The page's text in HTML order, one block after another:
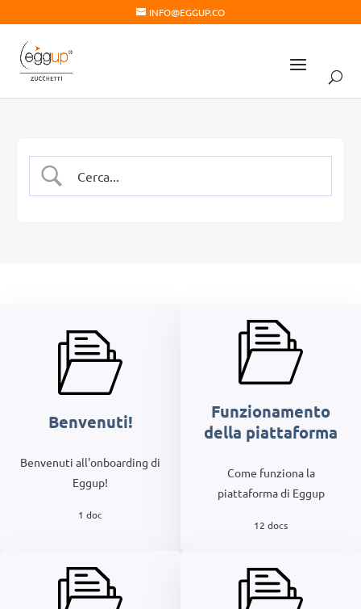
INFO@EGGUP.CO
Benvenuti!
Benvenuti all'onboarding di
Eggup!
1 doc
Funzionamento
della piattaforma
Come funziona la
piattaforma di Eggup
12 docs